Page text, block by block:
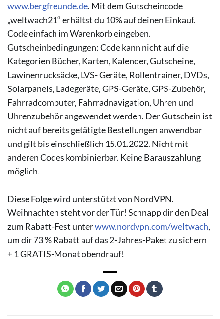
www.bergfreunde.de. Mit dem Gutscheincode
„weltwach21“ erhältst du 10% auf deinen Einkauf.
Code einfach im Warenkorb eingeben.
Gutscheinbedingungen: Code kann nicht auf die
Kategorien Bücher, Karten, Kalender, Gutscheine,
Lawinenrucksäcke, LVS- Geräte, Rollentrainer, DVDs,
Solarpanels, Ladegeräte, GPS-Geräte, GPS-Zubehör,
Fahrradcomputer, Fahrradnavigation, Uhren und
Uhrenzubehör angewendet werden. Der Gutschein ist
nicht auf bereits getätigte Bestellungen anwendbar
und gilt bis einschließlich 15.01.2022. Nicht mit
anderen Codes kombinierbar. Keine Barauszahlung
möglich.
Diese Folge wird unterstützt von NordVPN.
Weihnachten steht vor der Tür! Schnapp dir den Deal
zum Rabatt-Fest unterwww.nordvpn.com/weltwach,
um dir 73 % Rabatt auf das 2-Jahres-Paket zu sichern
+ 1 GRATIS-Monat obendrauf!